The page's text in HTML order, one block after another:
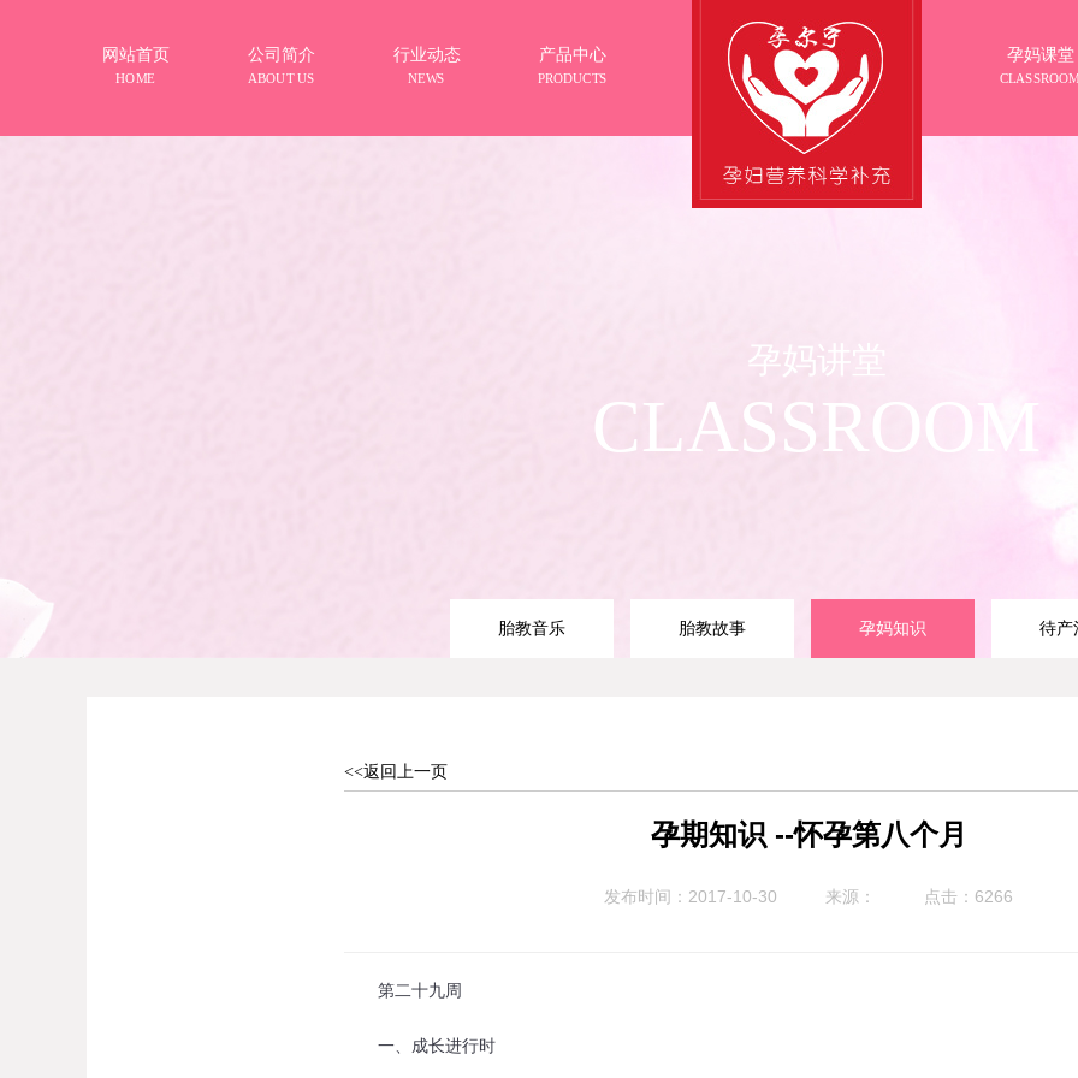
网站首页
HOME
公司简介
ABOUT US
行业动态
NEWS
产品中心
PRODUCTS
孕妈课堂
孕妈讲堂
CLASSROOM
胎教音乐 胎教故事 孕妈知识 待产
<<返回上一页
孕期知识 --怀孕第八个月
发布时间：2017-10-30 来源： 点击：6266
第二十九周
一、成长进行时